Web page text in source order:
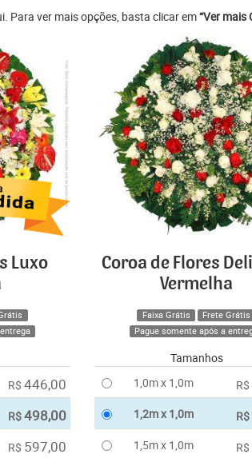
Para ver mais opções, basta clicar em“Ver mais
Luxo
R$ 446,00
R$498,00
R$ 597,00
Coroa de Flores
Vermelha
Faixa Grátis
Frete Grátis
Pague somente após a
Tamanhos
1,0m x 1,0m
R$
1,2m x 1,0m R$
1,5m x 1,0m R$